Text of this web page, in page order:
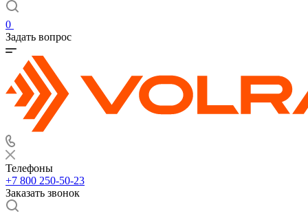
0
Задать вопрос
Телефоны
+7 800 250-50-23
Заказать звонок